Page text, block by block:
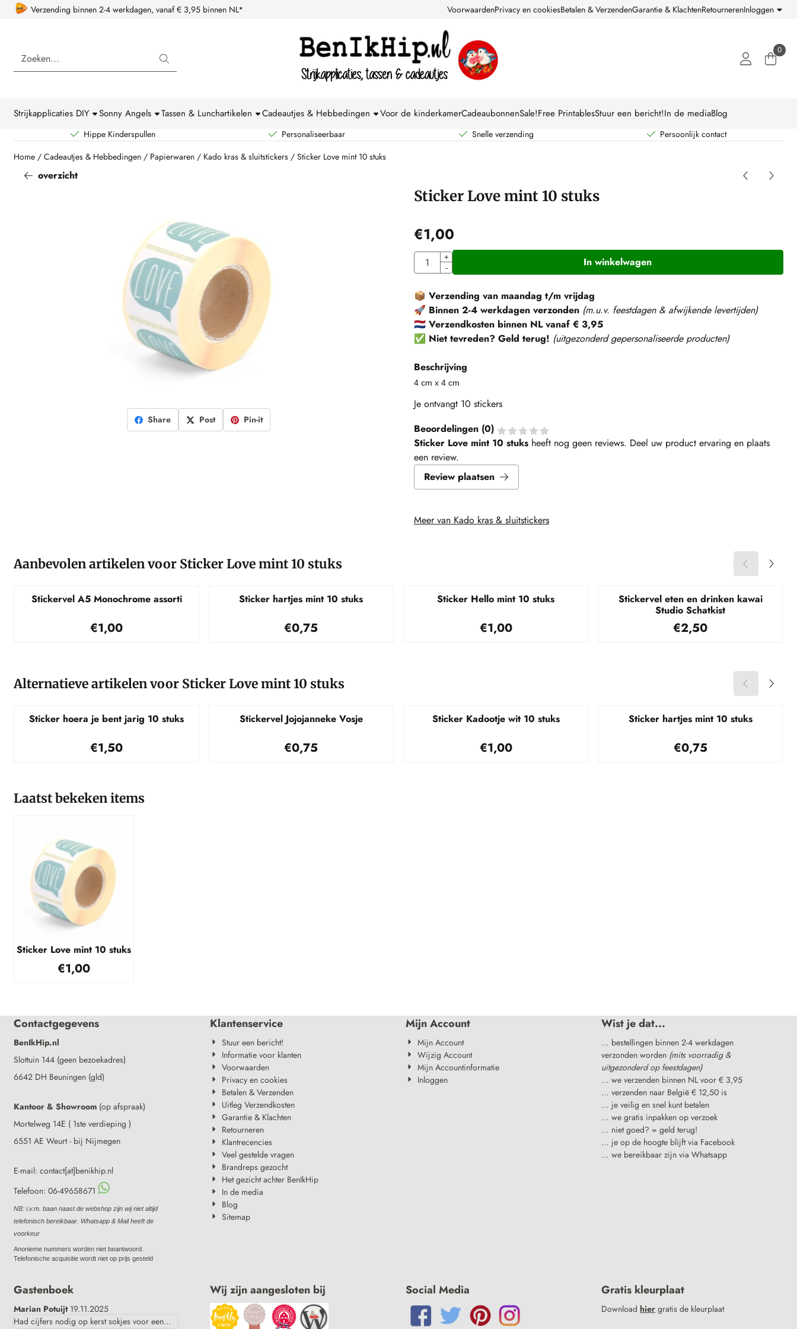
Cookievoorkeuren zijn beschikbaar. Kies instellingen of sta alle cookies toe.
Verzending binnen 2-4 werkdagen, vanaf € 3,95 binnen NL* VoorwaardenPrivacy en cookiesBetalen & VerzendenGarantie & KlachtenRetournerenInloggen
Zoeken 0
Strijkapplicaties DIY Sonny Angels Tassen & Lunchartikelen Cadeautjes & Hebbedingen Voor de kinderkamerCadeaubonnenSale!Free PrintablesStuur een bericht!In de mediaBlog
Hippe Kinderspullen Personaliseerbaar Snelle verzending
Persoonlijk contact
Home / Cadeautjes & Hebbedingen / Papierwaren / Kado kras & sluitstickers / Sticker Love mint 10 stuks
overzicht
Share Post Pin-it
Sticker Love mint 10 stuks
€1,00
Aantal
+
-
In winkelwagen
📦 Verzending van maandag t/m vrijdag
🚀 Binnen 2-4 werkdagen verzonden (m.u.v. feestdagen & afwijkende levertijden)
🇳🇱 Verzendkosten binnen NL vanaf € 3,95
✅ Niet tevreden? Geld terug! (uitgezonderd gepersonaliseerde producten)
Beschrijving
4 cm x 4 cm
Je ontvangt 10 stickers
Beoordelingen (0)
Sticker Love mint 10 stuks heeft nog geen reviews. Deel uw product ervaring en plaats
een review.
Review plaatsen
Meer van Kado kras & sluitstickers
Aanbevolen artikelen voor Sticker Love mint 10 stuks
Stickervel A5 Monochrome assorti
Prijs: 1,00
€1,00
Sticker hartjes mint 10 stuks
Prijs: 0,75
€0,75
Sticker Hello mint 10 stuks
Prijs: 1,00
€1,00
Stickervel eten en drinken kawai
Studio Schatkist
Prijs: 2,50
€2,50
Alternatieve artikelen voor Sticker Love mint 10 stuks
Sticker hoera je bent jarig 10 stuks
Prijs: 1,50
€1,50
Stickervel Jojojanneke Vosje
Prijs: 0,75
€0,75
Sticker Kadootje wit 10 stuks
Prijs: 1,00
€1,00
Sticker hartjes mint 10 stuks
Prijs: 0,75
€0,75
Laatst bekeken items
Sticker Love mint 10 stuks
€1,00
Contactgegevens
BenIkHip.nl
Slottuin 144 (geen bezoekadres)
6642 DH Beuningen (gld)
Kantoor & Showroom (op afspraak)
Mortelweg 14E ( 1ste verdieping )
6551 AE Weurt - bij Nijmegen
E-mail: contact[at]benikhip.nl
Telefoon: 06-49658671
NB: i.v.m. baan naast de webshop zijn wij niet altijd
telefonisch bereikbaar. Whatsapp & Mail heeft de
voorkeur
Anonieme nummers worden niet beantwoord.
Telefonische acquisitie wordt niet op prijs gesteld
Klantenservice
Stuur een bericht!
Informatie voor klanten
Voorwaarden
Privacy en cookies
Betalen & Verzenden
Uitleg Verzendkosten
Garantie & Klachten
Retourneren
Klantrecencies
Veel gestelde vragen
Brandreps gezocht
Het gezicht achter BenIkHip
In de media
Blog
Sitemap
Mijn Account
Mijn Account
Wijzig Account
Mijn Accountinformatie
Inloggen
Wist je dat...
… bestellingen binnen 2-4 werkdagen
verzonden worden (mits voorradig &
uitgezonderd op feestdagen)
… we verzenden binnen NL voor € 3,95
… verzenden naar België € 12,50 is
… je veilig en snel kunt betalen
… we gratis inpakken op verzoek
… niet goed? = geld terug!
… je op de hoogte blijft via Facebook
… we bereikbaar zijn via Whatsapp
Gastenboek
Marian Potuijt 19.11.2025
Had cijfers nodig op kerst sokjes voor een...
Wij zijn aangesloten bij Social Media Gratis kleurplaat
Downloadhier gratis de kleurplaat